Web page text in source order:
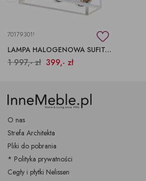
70179301!
LAMPA HALOGENOWA SUFITOWA
1 997,- zł 399,- zł
O nas
Strefa Architekta
Pliki do pobrania
* Polityka prywatności
Cegły i płytki Nelissen